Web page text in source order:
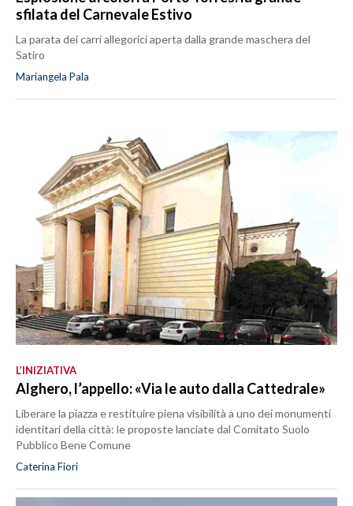
sfilata del Carnevale Estivo
La parata dei carri allegorici aperta dalla grande maschera del
Satiro
Mariangela Pala
L’INIZIATIVA
Alghero, l’appello: «Via le auto dalla Cattedrale»
Liberare la piazza e restituire piena visibilità a uno dei monumenti
identitari della città: le proposte lanciate dal Comitato Suolo
Pubblico Bene Comune
Caterina Fiori